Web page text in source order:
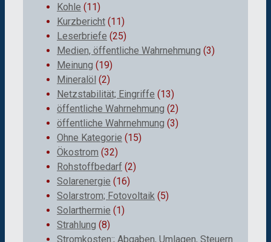
Kohle (11)
Kurzbericht (11)
Leserbriefe (25)
Medien, öffentliche Wahrnehmung (3)
Meinung (19)
Mineralöl (2)
Netzstabilität; Eingriffe (13)
öffentliche Wahrnehmung (2)
öffentliche Wahrnehmung (3)
Ohne Kategorie (15)
Ökostrom (32)
Rohstoffbedarf (2)
Solarenergie (16)
Solarstrom; Fotovoltaik (5)
Solarthermie (1)
Strahlung (8)
Stromkosten:; Abgaben, Umlagen, Steuern